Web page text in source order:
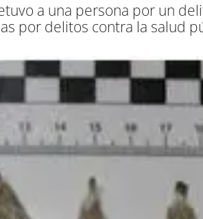
a una persona por un
por delitos contra la salud